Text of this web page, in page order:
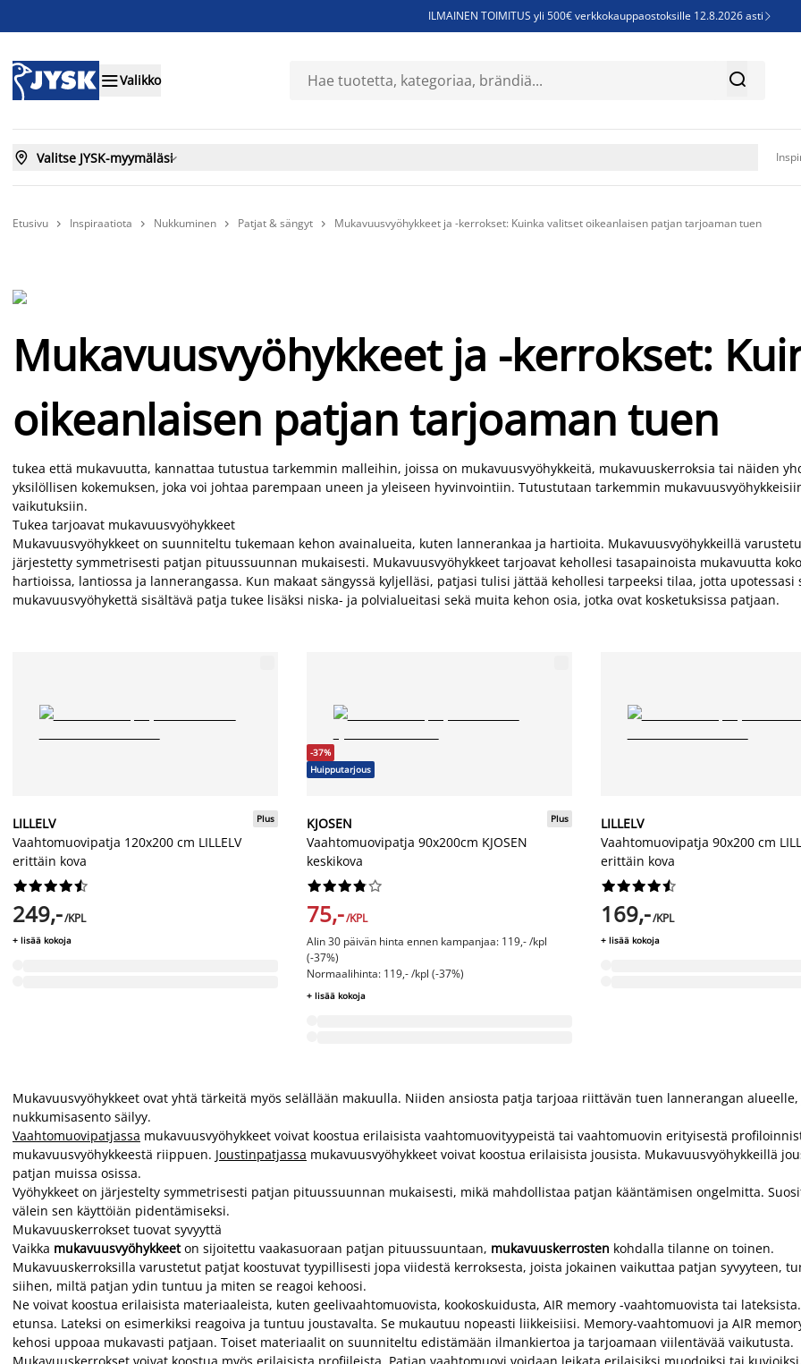
ILMAINEN TOIMITUS yli 500€ verkkokauppaostoksille 12.8.2026 asti 
Sijauspatjoja - Säästä jopa 60%
Valikko 
 Valitse JYSK-myymäläsi
Etusivu  Inspiraatiota  Nukkuminen  Patjat & sängyt  Mukavuusvyöhykkeet ja -kerrokset: Kuinka valitset oikeanlaisen patjan tarjoaman tuen
Mukavuusvyöhykkeet ja -kerrokset:
oikeanlaisen patjan tarjoaman tuen
tukea että mukavuutta, kannattaa tutustua tarkemmin malleihin, joissa on mukavuusvyöhykkeitä, mukavuuskerroksia tai näiden
yksilöllisen kokemuksen, joka voi johtaa parempaan uneen ja yleiseen hyvinvointiin. Tutustutaan tarkemmin
vaikutuksiin.
Tukea tarjoavat mukavuusvyöhykkeet
Mukavuusvyöhykkeet on suunniteltu tukemaan kehon avainalueita, kuten lannerankaa ja hartioita. Mukavuusvyöhykkeillä
järjestetty symmetrisesti patjan pituussuunnan mukaisesti. Mukavuusvyöhykkeet tarjoavat kehollesi tasapainoista mukavuutta
hartioissa, lantiossa ja lannerangassa. Kun makaat sängyssä kyljelläsi, patjasi tulisi jättää kehollesi tarpeeksi tilaa, jotta
mukavuusvyöhykettä sisältävä patja tukee lisäksi niska- ja polvialueitasi sekä muita kehon osia, jotka ovat kosketuksissa patjaan.
LILLELV
Vaahtomuovipatja 120x200 cm LILLELV
erittäin kova
Plus






249,-/KPL
+ lisää kokoja
-37%
Huipputarjous
KJOSEN
Vaahtomuovipatja 90x200cm KJOSEN
keskikova
Plus






75,-/KPL
Alin 30 päivän hinta ennen kampanjaa: 119,- /kpl
(-37%)
Normaalihinta: 119,- /kpl (-37%)
+ lisää kokoja
LILLELV
Vaahtomuovipatja 90x200 cm
erittäin kova






169,-/KPL
+ lisää kokoja
Mukavuusvyöhykkeet ovat yhtä tärkeitä myös selällään makuulla. Niiden ansiosta patja tarjoaa riittävän tuen lannerangan
nukkumisasento säilyy.
Vaahtomuovipatjassa mukavuusvyöhykkeet voivat koostua erilaisista vaahtomuovityypeistä tai vaahtomuovin erityisestä
mukavuusvyöhykkeestä riippuen. Joustinpatjassa mukavuusvyöhykkeet voivat koostua erilaisista jousista. Mukavuusvyöhykkeillä
patjan muissa osissa.
Vyöhykkeet on järjestelty symmetrisesti patjan pituussuunnan mukaisesti, mikä mahdollistaa patjan kääntämisen ongelmitta.
välein sen käyttöiän pidentämiseksi.
Mukavuuskerrokset tuovat syvyyttä
Vaikka mukavuusvyöhykkeeton sijoitettu vaakasuoraan patjan pituussuuntaan, mukavuuskerrosten kohdalla tilanne on toinen.
Mukavuuskerroksilla varustetut patjat koostuvat tyypillisesti jopa viidestä kerroksesta, joista jokainen vaikuttaa patjan syvyyteen,
siihen, miltä patjan ydin tuntuu ja miten se reagoi kehoosi.
Ne voivat koostua erilaisista materiaaleista, kuten geelivaahtomuovista, kookoskuidusta, AIR memory -vaahtomuovista tai
etunsa. Lateksi on esimerkiksi reagoiva ja tuntuu joustavalta. Se mukautuu nopeasti liikkeisiisi. Memory-vaahtomuovi ja AIR
kehosi uppoaa mukavasti patjaan. Toiset materiaalit on suunniteltu edistämään ilmankiertoa ja tarjoamaan viilentävää vaikutusta.